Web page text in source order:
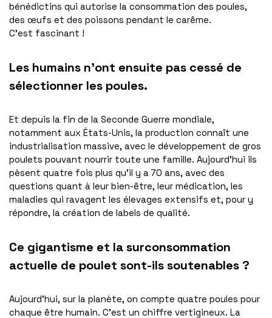
bénédictins qui autorise la consommation des poules,
des œufs et des poissons pendant le carême.
C’est fascinant !
Les humains n’ont ensuite pas cessé de
sélectionner les poules.
Et depuis la fin de la Seconde Guerre mondiale,
notamment aux États-Unis, la production connaît une
industrialisation massive, avec le développement de gros
poulets pouvant nourrir toute une famille. Aujourd’hui ils
pèsent quatre fois plus qu’il y a 70 ans, avec des
questions quant à leur bien-être, leur médication, les
maladies qui ravagent les élevages extensifs et, pour y
répondre, la création de labels de qualité.
Ce gigantisme et la surconsommation
actuelle de poulet sont-ils soutenables ?
Aujourd’hui, sur la planète, on compte quatre poules pour
chaque être humain. C’est un chiffre vertigineux. La